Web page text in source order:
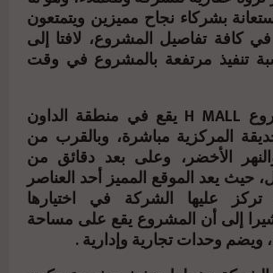
بشركاء نجاح مميزين ويتمتعون
في كافة تفاصيل المشروع، لافتا إلى
تنفيذ مرتفعة بالمشروع في وقت
وأوضح أن مشروع H MALL يقع في منطقة الداون
المركزية مباشرة، وبالقرب من
الأخضر، وعلى بعد دقائق من
حيث يعد الموقع المميز أحد العناصر
تركز عليها الشركة في اختيارها
إلى أن المشروع يقع على مساحة